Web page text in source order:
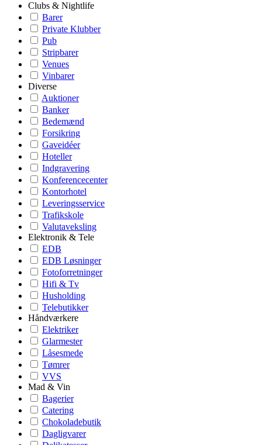
Clubs & Nightlife
Barer
Private Klubber
Pub
Stripbarer
Venues
Vinbarer
Diverse
Auktioner
Banker
Bedemænd
Forsikring
Gaveidéer
Hoteller
Indgravering
Konferencecenter
Kontorhotel
Leveringsservice
Trafikskole
Valutaveksling
Elektronik & Tele
EDB
EDB Løsninger
Fotoforretninger
Hifi & Tv
Husholding
Telebutikker
Håndværkere
Elektriker
Glarmester
Låsesmede
Tømrer
VVS
Mad & Vin
Bagerier
Catering
Chokoladebutik
Dagligvarer